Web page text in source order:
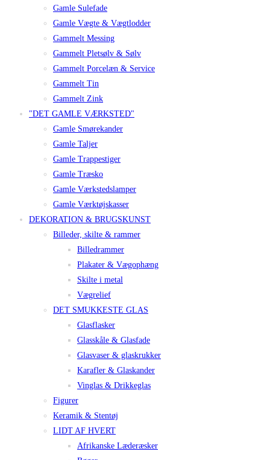
Gamle Sulefade
Gamle Vægte & Vægtlodder
Gammelt Messing
Gammelt Pletsølv & Sølv
Gammelt Porcelæn & Service
Gammelt Tin
Gammelt Zink
"DET GAMLE VÆRKSTED"
Gamle Smørekander
Gamle Taljer
Gamle Trappestiger
Gamle Træsko
Gamle Værkstedslamper
Gamle Værktøjskasser
DEKORATION & BRUGSKUNST
Billeder, skilte & rammer
Billedrammer
Plakater & Vægophæng
Skilte i metal
Vægrelief
DET SMUKKESTE GLAS
Glasflasker
Glasskåle & Glasfade
Glasvaser & glaskrukker
Karafler & Glaskander
Vinglas & Drikkeglas
Figurer
Keramik & Stentøj
LIDT AF HVERT
Afrikanske Læderæsker